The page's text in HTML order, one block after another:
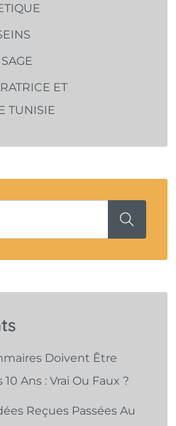
ET
TUNISIE
Doivent Être
Ans : Vrai Ou Faux ?
Reçues Passées Au